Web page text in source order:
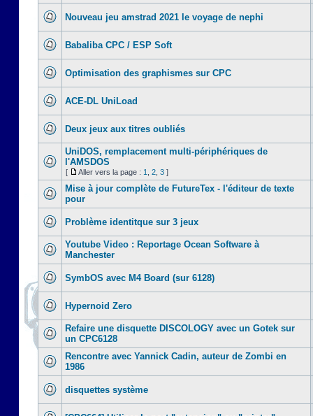
Nouveau jeu amstrad 2021 le voyage de nephi
Babaliba CPC / ESP Soft
Optimisation des graphismes sur CPC
ACE-DL UniLoad
Deux jeux aux titres oubliés
UniDOS, remplacement multi-périphériques de
l'AMSDOS
[ Aller vers la page : 1 2 3 ]
Mise à jour complète de FutureTex - l'éditeur de texte
pour
Problème identitque sur 3 jeux
Youtube Video : Reportage Ocean Software à
Manchester
SymbOS avec M4 Board (sur 6128)
Hypernoid Zero
Refaire une disquette DISCOLOGY avec un Gotek sur
un CPC6128
Rencontre avec Yannick Cadin, auteur de Zombi en
1986
disquettes système